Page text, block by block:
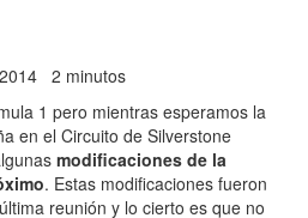
2 minutos
1 pero mientras esperamos la
en el Circuito de Silverstone
modificaciones de la
. Estas modificaciones fueron
reunión y lo cierto es que no